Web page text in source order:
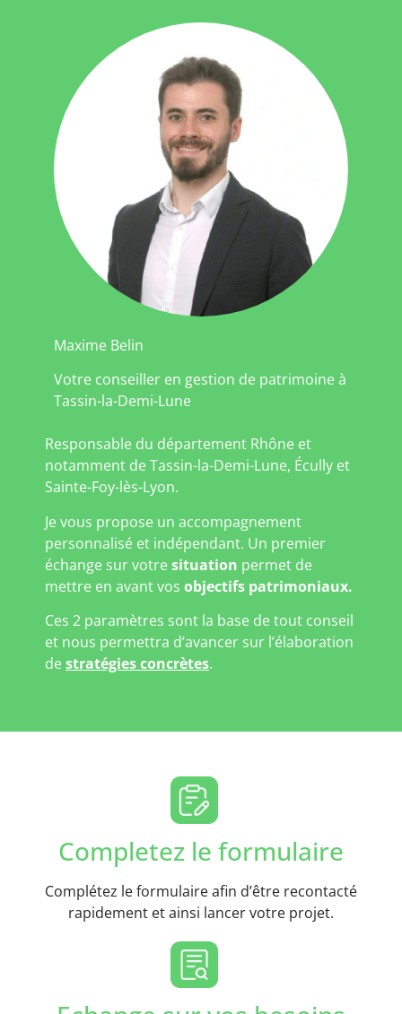
Maxime Belin
Votre conseiller en gestion de patrimoine à
Tassin-la-Demi-Lune
Responsable du département Rhône et
notamment de Tassin-la-Demi-Lune, Écully et
Sainte-Foy-lès-Lyon.
Je vous propose un accompagnement
personnalisé et indépendant. Un premier
échange sur votresituation permet de
mettre en avant vos objectifs patrimoniaux.
Ces 2 paramètres sont la base de tout conseil
et nous permettra d’avancer sur l’élaboration
destratégies concrètes.
Completez le formulaire
Complétez le formulaire afin d’être recontacté
rapidement et ainsi lancer votre projet.